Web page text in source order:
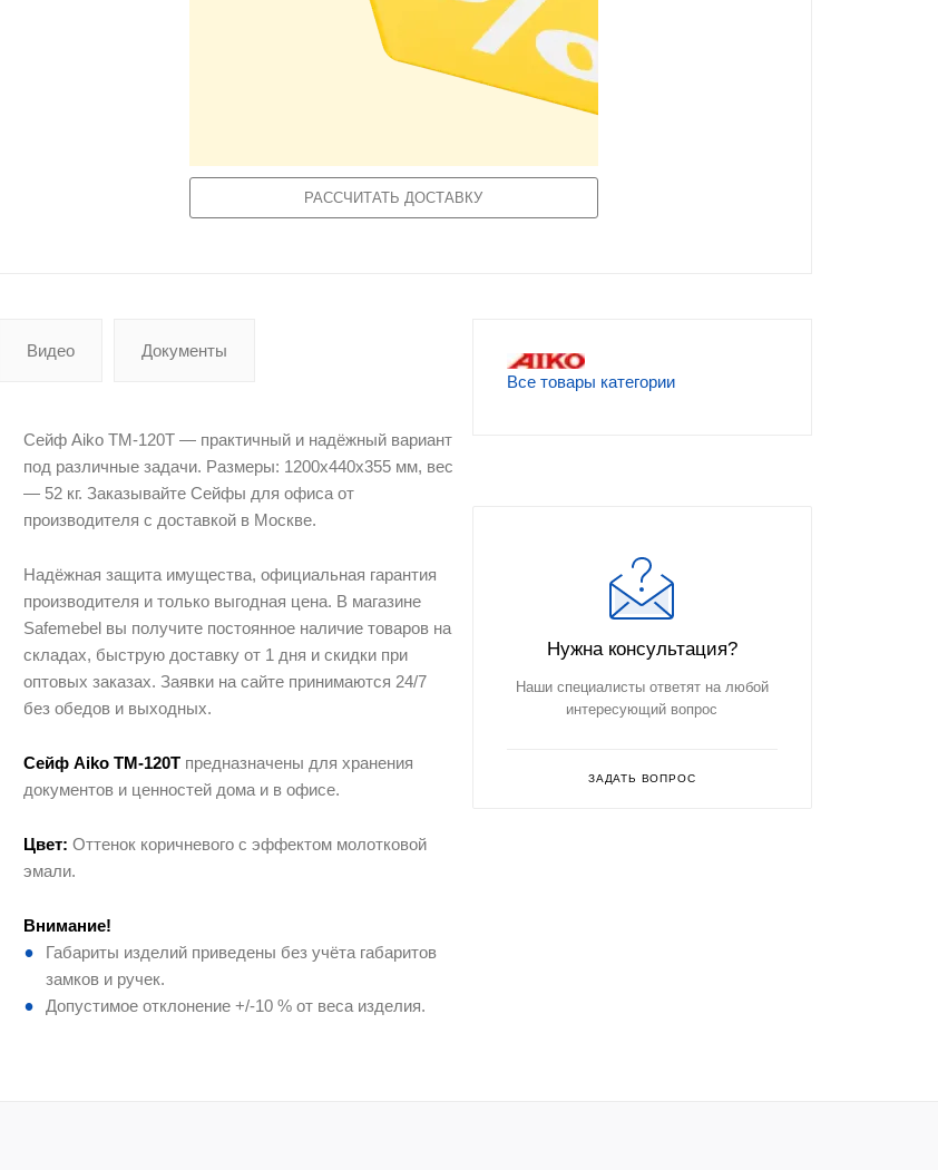
РАССЧИТАТЬ ДОСТАВКУ
Видео Документы
Сейф Aiko TM-120Т — практичный и надёжный вариант
под различные задачи. Размеры: 1200х440х355 мм, вес
— 52 кг. Заказывайте Сейфы для офиса от
производителя с доставкой в Москве.
Надёжная защита имущества, официальная гарантия
производителя и только выгодная цена. В магазине
Safemebel вы получите постоянное наличие товаров на
складах, быструю доставку от 1 дня и скидки при
оптовых заказах. Заявки на сайте принимаются 24/7
без обедов и выходных.
Сейф Aiko TM-120Т предназначены для хранения
документов и ценностей дома и в офисе.
Цвет: Оттенок коричневого с эффектом молотковой
эмали.
Внимание!
Габариты изделий приведены без учёта габаритов
замков и ручек.
Допустимое отклонение +/-10 % от веса изделия.
Все товары категории
Нужна консультация?
Наши специалисты ответят на любой
интересующий вопрос
ЗАДАТЬ ВОПРОС